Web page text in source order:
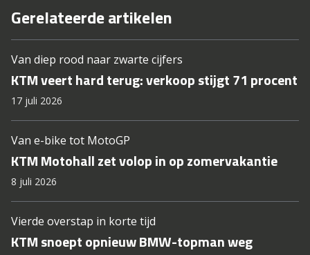
Gerelateerde artikelen
Van diep rood naar zwarte cijfers
KTM veert hard terug: verkoop stijgt 71 procent
17 juli 2026
Van e-bike tot MotoGP
KTM Motohall zet volop in op zomervakantie
8 juli 2026
Vierde overstap in korte tijd
KTM snoept opnieuw BMW-topman weg